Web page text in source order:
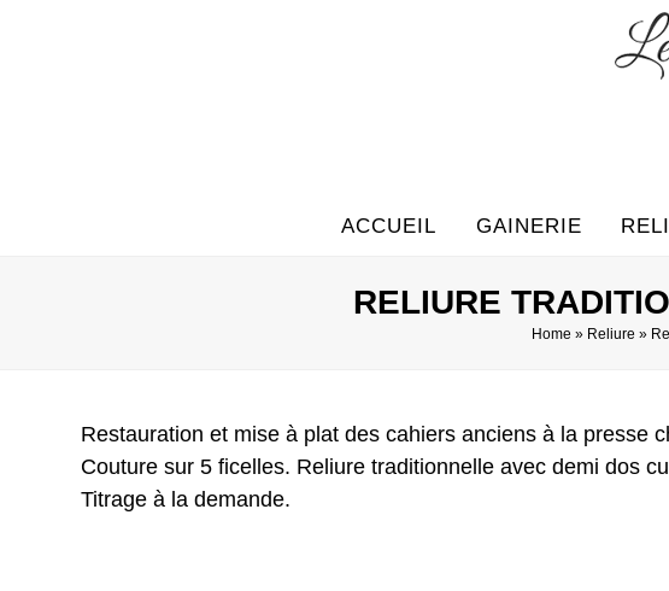
ACCUEIL GAINERIE
RELIURE
Home » Reliure »
Restauration et mise à plat des cahiers anciens à la presse
Couture sur 5 ficelles. Reliure traditionnelle avec demi dos
Titrage à la demande.